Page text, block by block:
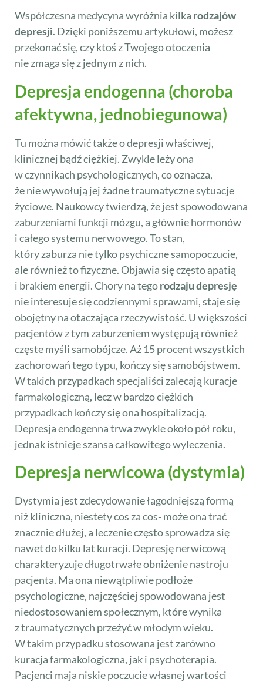
Współczesna medycyna wyróżnia kilka rodzajów
depresji. Dzięki poniższemu artykułowi, możesz
przekonać się, czy ktoś z Twojego otoczenia
nie zmaga się z jednym z nich.
Depresja endogenna (choroba
afektywna, jednobiegunowa)
Tu można mówić także o depresji właściwej,
klinicznej bądź ciężkiej. Zwykle leży ona
w czynnikach psychologicznych, co oznacza,
że nie wywołują jej żadne traumatyczne sytuacje
życiowe. Naukowcy twierdzą, że jest spowodowana
zaburzeniami funkcji mózgu, a głównie hormonów
i całego systemu nerwowego. To stan,
który zaburza nie tylko psychiczne samopoczucie,
ale również to fizyczne. Objawia się często apatią
i brakiem energii. Chory na tegorodzaju depresję
nie interesuje się codziennymi sprawami, staje się
obojętny na otaczająca rzeczywistość. U większości
pacjentów z tym zaburzeniem występują również
częste myśli samobójcze. Aż 15 procent wszystkich
zachorowań tego typu, kończy się samobójstwem.
W takich przypadkach specjaliści zalecają kuracje
farmakologiczną, lecz w bardzo ciężkich
przypadkach kończy się ona hospitalizacją.
Depresja endogenna trwa zwykle około pół roku,
jednak istnieje szansa całkowitego wyleczenia.
Depresja nerwicowa (dystymia)
Dystymia jest zdecydowanie łagodniejszą formą
niż kliniczna, niestety cos za cos- może ona trać
znacznie dłużej, a leczenie często sprowadza się
nawet do kilku lat kuracji. Depresję nerwicową
charakteryzuje długotrwałe obniżenie nastroju
pacjenta. Ma ona niewątpliwie podłoże
psychologiczne, najczęściej spowodowana jest
niedostosowaniem społecznym, które wynika
z traumatycznych przeżyć w młodym wieku.
W takim przypadku stosowana jest zarówno
kuracja farmakologiczna, jak i psychoterapia.
Pacjenci maja niskie poczucie własnej wartości